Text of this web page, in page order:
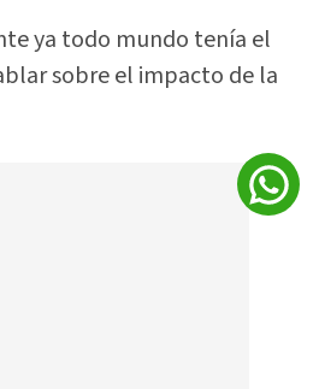
ya todo mundo tenía el
sobre el impacto de la